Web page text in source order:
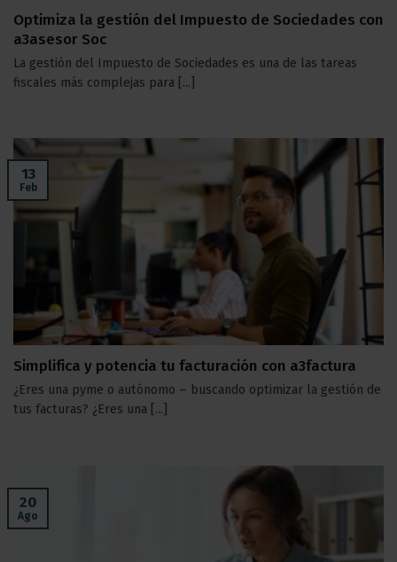
Optimiza la gestión del Impuesto de Sociedades con
a3asesor Soc
La gestión del Impuesto de Sociedades es una de las tareas
fiscales más complejas para [...]
Simplifica y potencia tu facturación con a3factura
¿Eres una pyme o autónomo – buscando optimizar la gestión de
tus facturas? ¿Eres una [...]
13
Feb
20
Ago